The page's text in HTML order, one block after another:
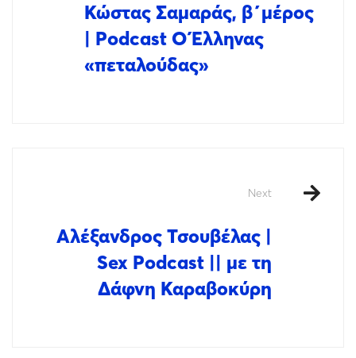
Κώστας Σαμαράς, β΄μέρος
| Podcast Ο Έλληνας
«πεταλούδας»
Next
Αλέξανδρος Τσουβέλας |
Sex Podcast || με τη
Δάφνη Καραβοκύρη